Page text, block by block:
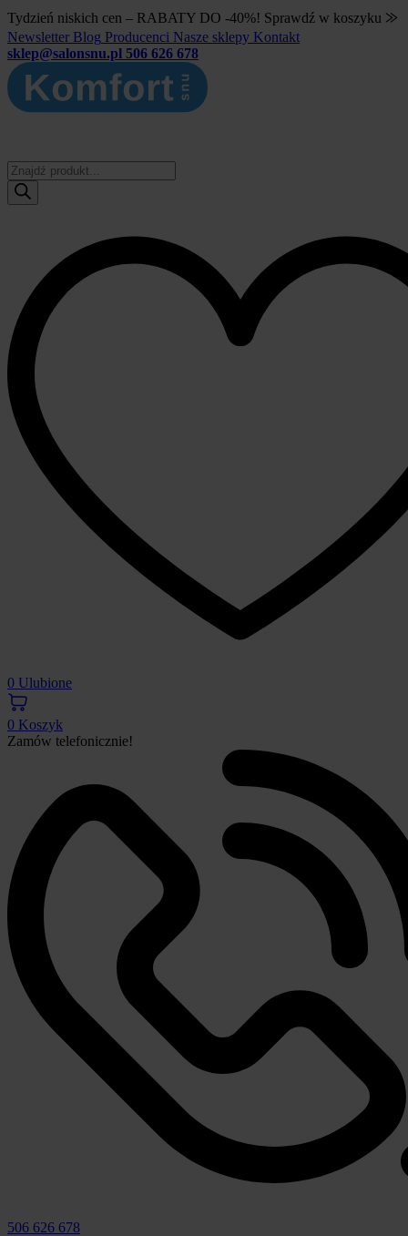
Tydzień niskich cen – RABATY DO -40%! Sprawdź w koszyku ⨠
Newsletter Blog Producenci Nasze sklepy Kontakt
sklep@salonsnu.pl 506 626 678
Wyszukiwarka
produktów
0 Ulubione
0 Koszyk
Zamów telefonicznie!
506 626 678